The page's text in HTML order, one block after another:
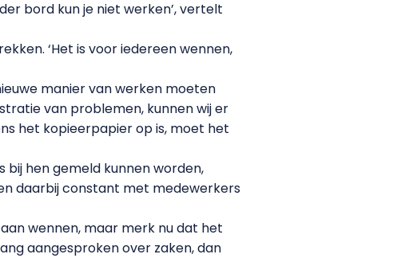
bord kun je niet werken’, vertelt
‘Het is voor iedereen wennen,
manier van werken moeten
van problemen, kunnen wij er
het kopieerpapier op is, moet het
hen gemeld kunnen worden,
daarbij constant met medewerkers
wennen, maar merk nu dat het
aangesproken over zaken, dan